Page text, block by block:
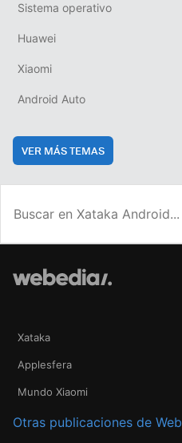
Sistema operativo
Huawei
Xiaomi
Android Auto
VER MÁS TEMAS
Xataka
Applesfera
Mundo Xiaomi
Otras publicaciones de